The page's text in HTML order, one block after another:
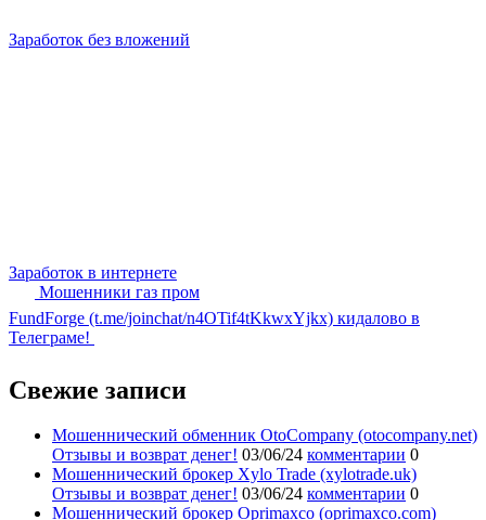
Заработок без вложений
Заработок в интернете
Мошенники газ пром
FundForge (t.me/joinchat/n4OTif4tKkwxYjkx) кидалово в
Телеграме!
Свежие записи
Мошеннический обменник OtoCompany (otocompany.net)
Отзывы и возврат денег! 03/06/24 комментарии 0
Мошеннический брокер Xylo Trade (xylotrade.uk)
Отзывы и возврат денег! 03/06/24 комментарии 0
Мошеннический брокер Oprimaxco (oprimaxco.com)